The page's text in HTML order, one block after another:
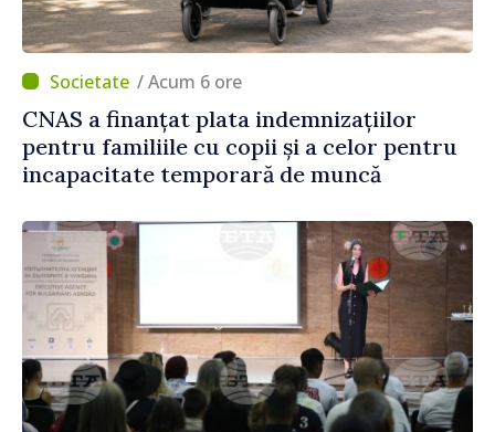
/ Acum 6 ore
CNAS a finanțat plata indemnizațiilor
pentru familiile cu copii și a celor pentru
incapacitate temporară de muncă